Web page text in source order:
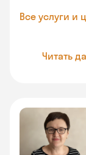
Все услуги и
Читать